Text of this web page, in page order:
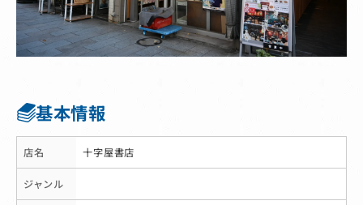
基本情報
店名 十字屋書店
ジャンル